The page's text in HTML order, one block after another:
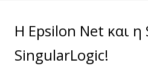
Η Epsilon Net και η
SingularLogic!